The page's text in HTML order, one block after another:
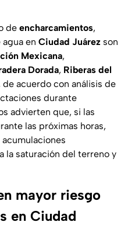
de encharcamientos,
en Ciudad Juárez son
Mexicana,
Dorada, Riberas del
de acuerdo con análisis de
durante
advierten que, si las
las próximas horas,
la saturación del terreno y
mayor riesgo
en Ciudad